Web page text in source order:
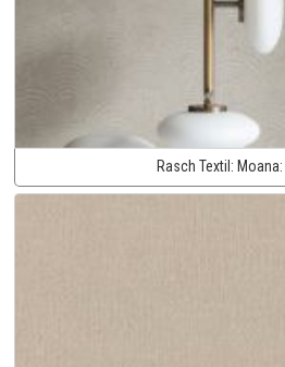
Rasch Textil: Moana: